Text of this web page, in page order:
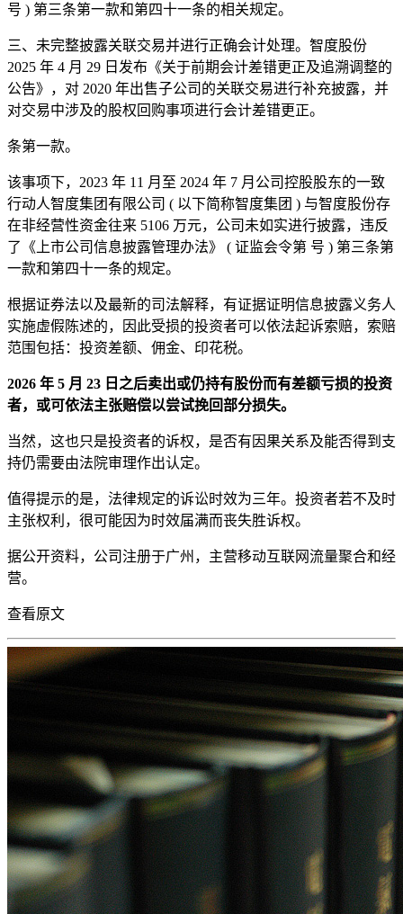
号 ) 第三条第一款和第四十一条的相关规定。
三、未完整披露关联交易并进行正确会计处理。智度股份
2025 年 4 月 29 日发布《关于前期会计差错更正及追溯调整的
公告》，对 2020 年出售子公司的关联交易进行补充披露，并
对交易中涉及的股权回购事项进行会计差错更正。
条第一款。
该事项下，2023 年 11 月至 2024 年 7 月公司控股股东的一致
行动人智度集团有限公司 ( 以下简称智度集团 ) 与智度股份存
在非经营性资金往来 5106 万元，公司未如实进行披露，违反
了《上市公司信息披露管理办法》 ( 证监会令第 号 ) 第三条第
一款和第四十一条的规定。
根据证券法以及最新的司法解释，有证据证明信息披露义务人
实施虚假陈述的，因此受损的投资者可以依法起诉索赔，索赔
范围包括：投资差额、佣金、印花税。
2026 年 5 月 23 日之后卖出或仍持有股份而有差额亏损的投资
者，或可依法主张赔偿以尝试挽回部分损失。
当然，这也只是投资者的诉权，是否有因果关系及能否得到支
持仍需要由法院审理作出认定。
值得提示的是，法律规定的诉讼时效为三年。投资者若不及时
主张权利，很可能因为时效届满而丧失胜诉权。
据公开资料，公司注册于广州，主营移动互联网流量聚合和经
营。
查看原文